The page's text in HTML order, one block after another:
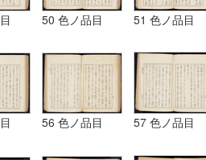
50 色ノ品目 51 色ノ品目
56 色ノ品目 57 色ノ品目